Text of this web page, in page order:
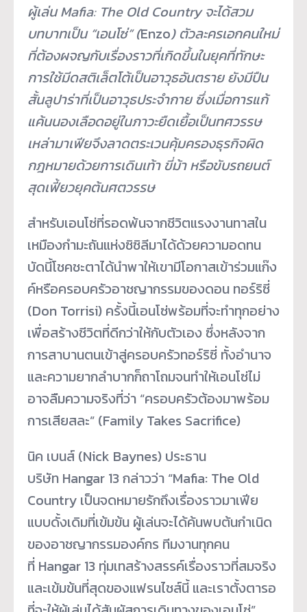
ผู้เล่นMafia: The Old Country จะได้สวม
บทบาทเป็น “เอนโซ่” (Enzo) ตัวละครเอกคนใหม่
ที่ต้องผจญกับเรื่องราวที่เกิดขึ้นในยุคที่ทักษะ
การใช้มีดสติเล็ตโต้เป็นอาวุธอันตราย ยังมีปืน
สั้นลูปาร่าที่เป็นอาวุธประจำกาย ซึ่งเมื่อการแก้
แค้นนองเลือดอยู่ในภาวะยืดเยื้อเป็นทศวรรษ
เหล่ามาเฟียจึงลาดตระเวนคุ้มครองธุรกิจผิด
กฎหมายด้วยการเดินเท้า ขี่ม้า หรือขับรถยนต์
สุดเฟี้ยวยุคต้นศตวรรษ
สำหรับเอนโซ่ที่รอดพ้นจากชีวิตแรงงานทาสใน
เหมืองกำมะถันแห่งซิซิลีมาได้ด้วยความอดทน
บัดนี้โชคชะตาได้นำพาให้เขามีโอกาสเข้าร่วมแก๊ง
ค์หรือครอบครัวอาชญากรรมของดอน ทอร์ริซี่
(Don Torrisi) ครั้งนี้เอนโซ่พร้อมที่จะทำทุกอย่าง
เพื่อสร้างชีวิตที่ดีกว่าให้กับตัวเอง ซึ่งหลังจาก
การสาบานตนเข้าสู่ครอบครัวทอร์ริซี่ ทั้งอำนาจ
และความยากลำบากก็ถาโถมจนทำให้เอนโซ่ไม่
อาจลืมความจริงที่ว่า “ครอบครัวต้องมาพร้อม
การเสียสละ” (Family Takes Sacrifice)
นิค เบนส์ (Nick Baynes) ประธาน
บริษัท Hangar 13 กล่าวว่า “Mafia: The Old
Country เป็นจดหมายรักถึงเรื่องราวมาเฟีย
แบบดั้งเดิมที่เข้มข้น ผู้เล่นจะได้ค้นพบต้นกำเนิด
ของอาชญากรรมองค์กร ทีมงานทุกคน
ที่ Hangar 13 ทุ่มเทสร้างสรรค์เรื่องราวที่สมจริง
และเข้มข้นที่สุดของแฟรนไชส์นี้ และเราตั้งตารอ